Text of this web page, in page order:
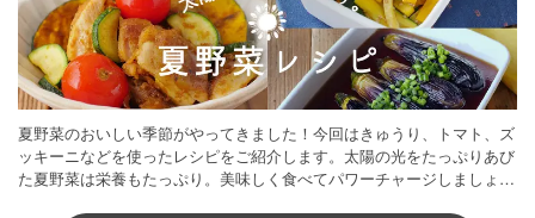
夏野菜のおいしい季節がやってきました！今回はきゅうり、トマト、ズ
ッキーニなどを使ったレシピをご紹介します。太陽の光をたっぷりあび
た夏野菜は栄養もたっぷり。美味しく食べてパワーチャージしましょう